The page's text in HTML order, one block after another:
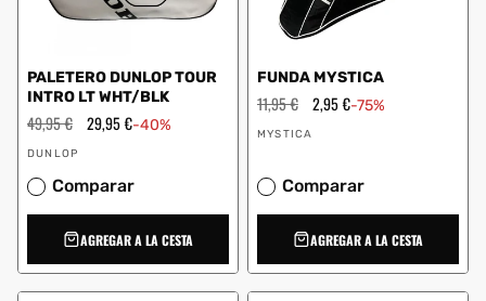
PALETERO DUNLOP TOUR
INTRO LT WHT/BLK
Precio
habitual
49,95 € Precio
29,95 €-40%
Proveedor:
DUNLOP
Comparar
AGREGAR A LA CESTA
FUNDA MYSTICA
Precio
habitual
11,95 € Precio
de
2,95 €-75%
Proveedor:
MYSTICA
Comparar
AGREGAR A LA CESTA